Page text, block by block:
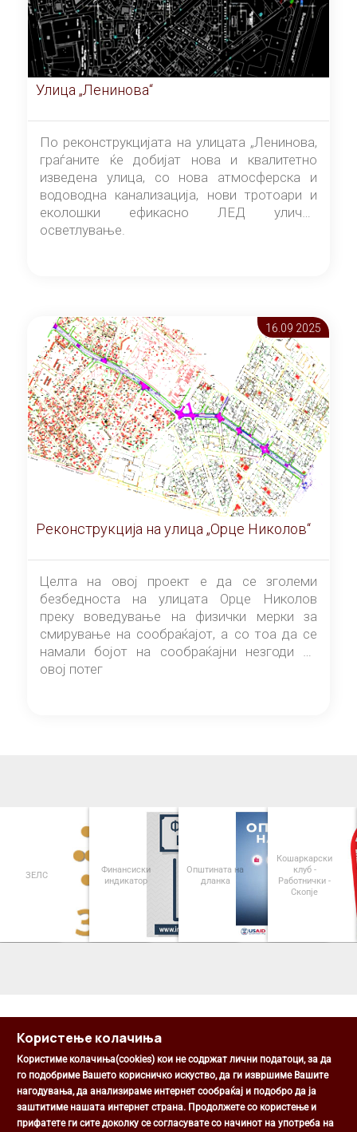
Улица „Ленинова“
По реконструкцијата на улицата „Ленинова,
граѓаните ќе добијат нова и квалитетно
изведена улица, со нова атмосферска и
водоводна канализација, нови тротоари и
еколошки ефикасно ЛЕД улично
осветлување.
16.09 2025
Реконструкција на улица „Орце Николов“
Целта на овој проект е да се зголеми
безбедноста на улицата Орце Николов
преку воведување на физички мерки за
смирување на сообраќајот, а со тоа да се
намали бојот на сообраќајни незгоди на
овој потег
ЗЕЛС
Финансиски
индикатор
Општината на
дланка
Кошаркарски
клуб -
Работнички -
Скопје
Општина Центар
Михаил Цоков бр. 1, Скопје
Користење колачиња
Користиме колачиња(cookies) кои не содржат лични податоци, за да
го подобриме Вашето корисничко искуство, да ги извршиме Вашите
нагодувања, да анализираме интернет сообраќај и подобро да ја
заштитиме нашата интернет страна. Продолжете со користење и
прифатете ги сите доколку се согласувате со начинот на употреба на